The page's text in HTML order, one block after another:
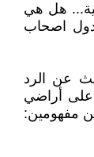
هل هي
اصحاب
عن الرد
على أراضي
مفهومين: